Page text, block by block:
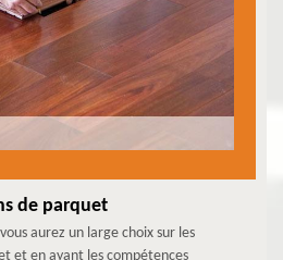
de parquet
aurez un large choix sur les
et en ayant les compétences